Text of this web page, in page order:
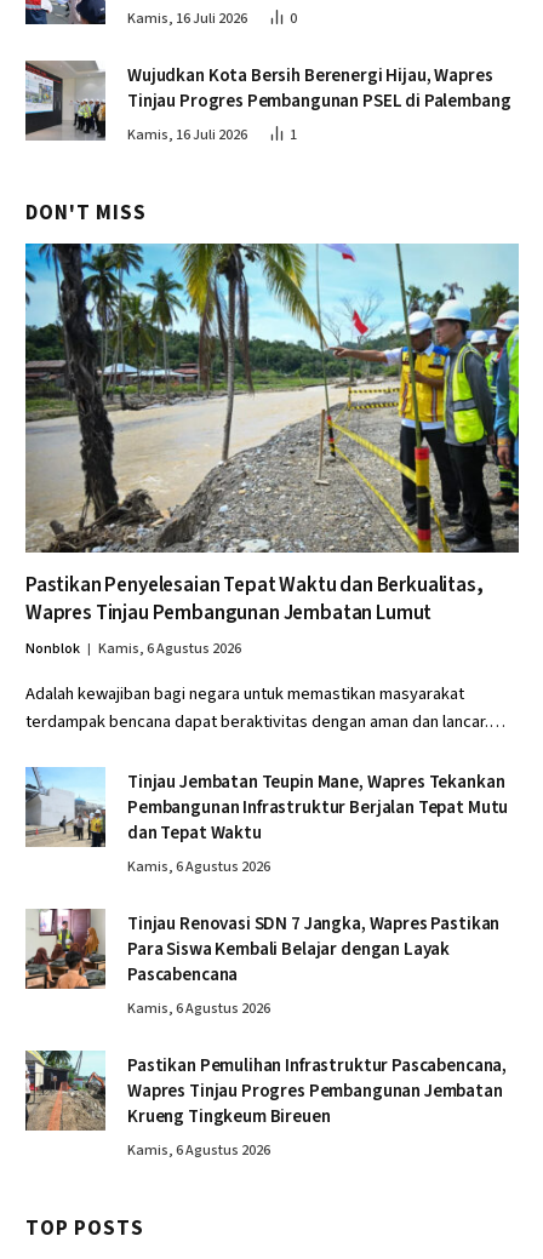
Kamis, 16 Juli 2026 0
Wujudkan Kota Bersih Berenergi Hijau, Wapres
Tinjau Progres Pembangunan PSEL di Palembang
Kamis, 16 Juli 2026 1
DON'T MISS
Pastikan Penyelesaian Tepat Waktu dan Berkualitas,
Wapres Tinjau Pembangunan Jembatan Lumut
Nonblok Kamis, 6 Agustus 2026
Adalah kewajiban bagi negara untuk memastikan masyarakat
terdampak bencana dapat beraktivitas dengan aman dan lancar.…
Tinjau Jembatan Teupin Mane, Wapres Tekankan
Pembangunan Infrastruktur Berjalan Tepat Mutu
dan Tepat Waktu
Kamis, 6 Agustus 2026
Tinjau Renovasi SDN 7 Jangka, Wapres Pastikan
Para Siswa Kembali Belajar dengan Layak
Pascabencana
Kamis, 6 Agustus 2026
Pastikan Pemulihan Infrastruktur Pascabencana,
Wapres Tinjau Progres Pembangunan Jembatan
Krueng Tingkeum Bireuen
Kamis, 6 Agustus 2026
TOP POSTS